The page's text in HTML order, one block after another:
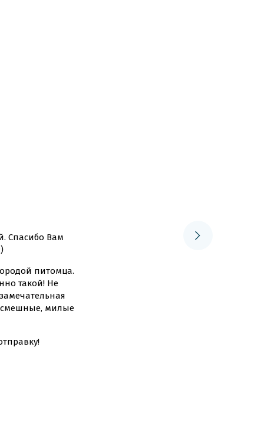
Спасибо Вам
питомца.
такой! Не
смешные, милые